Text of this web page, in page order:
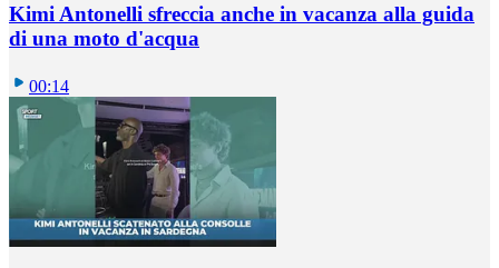
Kimi Antonelli sfreccia anche in vacanza alla guida
di una moto d'acqua
00:14